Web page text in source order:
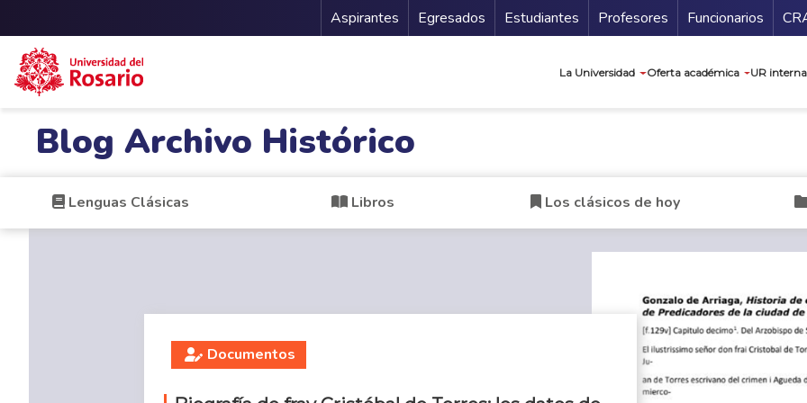
Menu Secundario
Aspirantes Egresados Estudiantes Profesores Funcionarios
La Universidad Oferta académica UR
Blog Archivo Histórico
Lenguas Clásicas Libros Los clásicos de hoy
Documentos